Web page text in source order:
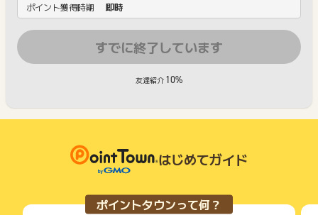
ポイント獲得時期 即時
すでに終了しています
友達紹介 10%
はじめてガイド
ポイントタウンって何？